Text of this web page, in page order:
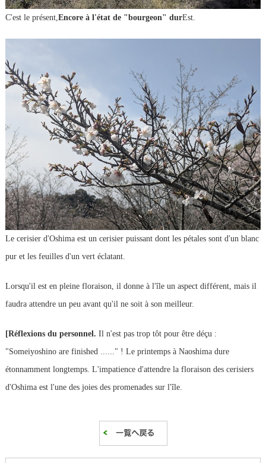
C'est le présent, Encore à l'état de "bourgeon" durEst.
Le cerisier d'Oshima est un cerisier puissant dont les pétales sont d'un blanc
pur et les feuilles d'un vert éclatant.
Lorsqu'il est en pleine floraison, il donne à l'île un aspect différent, mais il
faudra attendre un peu avant qu'il ne soit à son meilleur.
[Réflexions du personnel. Il n'est pas trop tôt pour être déçu :
"Someiyoshino are finished ......" ! Le printemps à Naoshima dure
étonnamment longtemps. L'impatience d'attendre la floraison des cerisiers
d'Oshima est l'une des joies des promenades sur l'île.